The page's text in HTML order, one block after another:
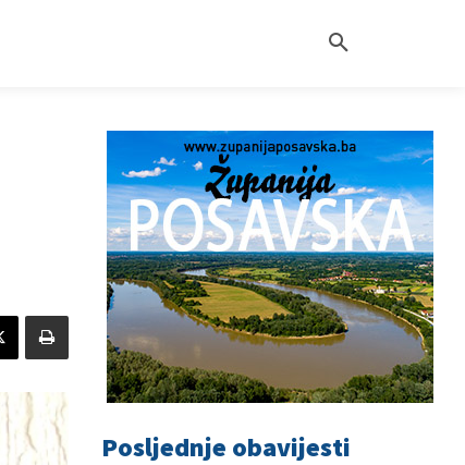
Posljednje obavijesti